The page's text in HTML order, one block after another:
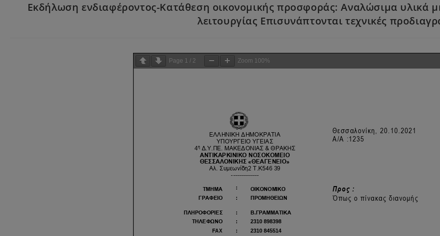
Εκδήλωση ενδιαφέροντος-Κατάθεση οικονομικής προσφοράς: Αναλώσιμα υλικά
λειτουργίας Επισυνάπτονται τεχνικές
Page 1 / 2 Zoom 100%